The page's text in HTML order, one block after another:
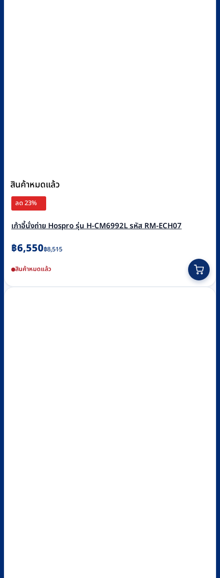
สินค้าหมดแล้ว
ลด 23%
เก้าอี้นั่งถ่าย Hospro รุ่น H-CM6992L รหัส RM-ECH07
฿8,515
Original
was:
฿8,515.
฿6,550
Current
is:
฿6,550.
สินค้าหมดแล้ว